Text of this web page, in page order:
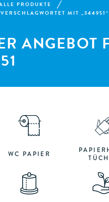
PRODUKTE
MIT „344951“
ANGEBOT
WC PAPIER